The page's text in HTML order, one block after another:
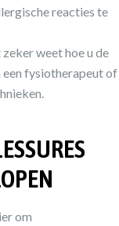
reacties te
zeker weet hoe u de
een fysiotherapeut of
om